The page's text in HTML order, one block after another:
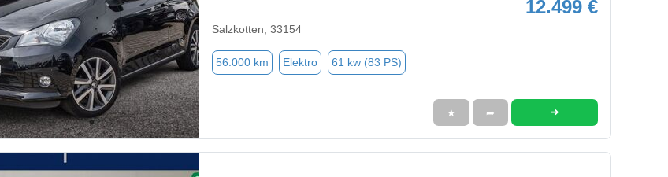
12.499 €
Salzkotten, 33154
56.000 km Elektro 61 kw (83 PS)
★ ➦ ➜